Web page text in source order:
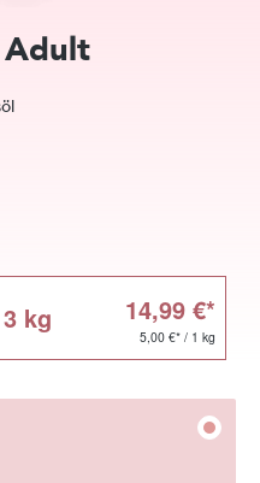
3 kg 14,99 €*
5,00 €* / 1 kg